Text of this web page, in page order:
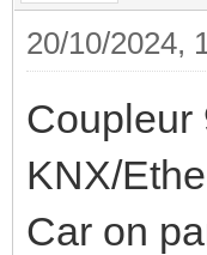
20/10/2024,
Coupleur
KNX/
Car on